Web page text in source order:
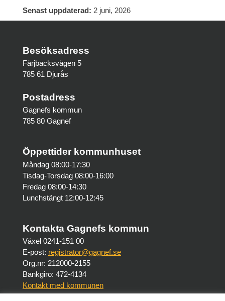
Senast uppdaterad: 2 juni, 2026
Besöksadress
Färjbacksvägen 5
785 61 Djurås
Postadress
Gagnefs kommun
785 80 Gagnef
Öppettider kommunhuset
Måndag 08:00-17:30
Tisdag-Torsdag 08:00-16:00
Fredag 08:00-14:30
Lunchstängt 12:00-12:45
Kontakta Gagnefs kommun
Växel 0241-151 00
E-post: registrator@gagnef.se
Org.nr: 212000-2155
Bankgiro: 472-4134
Kontakt med kommunen